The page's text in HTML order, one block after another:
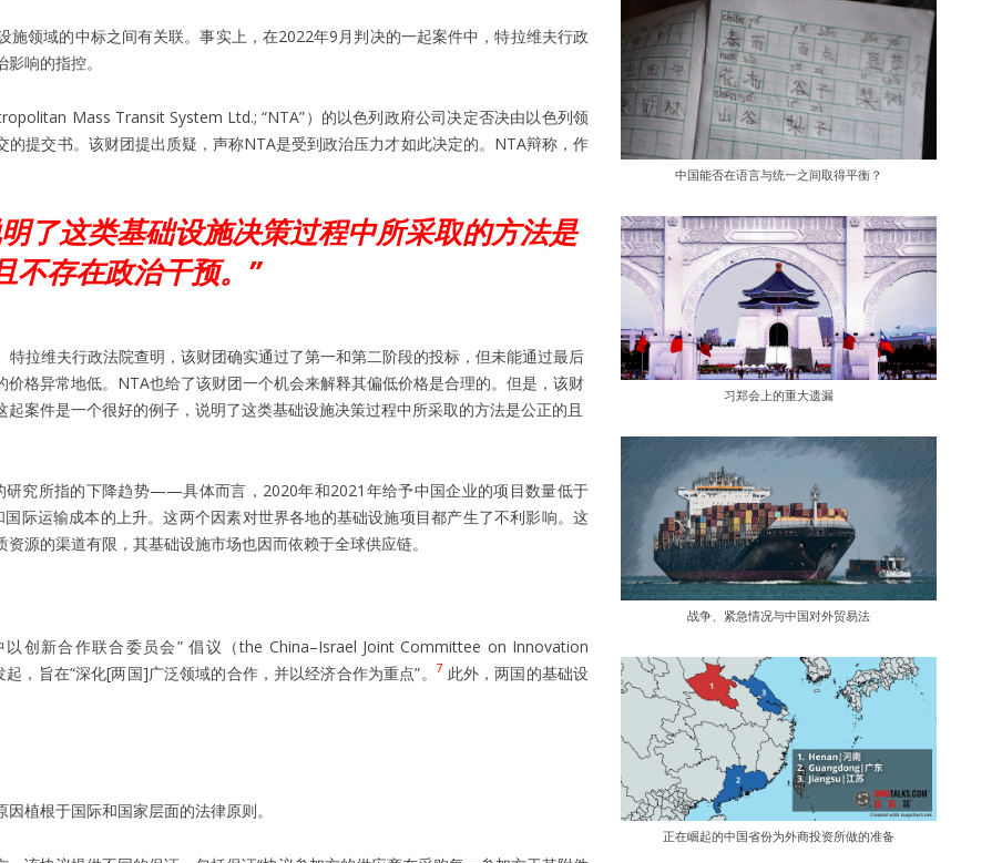
领域的中标之间有关联。事实上，在2022年9月判决的一起案件中，特拉维夫行政
响的指控。
Mass Transit System Ltd.; “NTA”）的以色列政府公司决定否决由以色列领
提交书。该财团提出质疑，声称NTA是受到政治压力才如此决定的。NTA辩称，作
了这类基础设施决策过程中所采取的方法是
不存在政治干预。”
拉维夫行政法院查明，该财团确实通过了第一和第二阶段的投标，但未能通过最后
格异常地低。NTA也给了该财团一个机会来解释其偏低价格是合理的。但是，该财
案件是一个很好的例子，说明了这类基础设施决策过程中所采取的方法是公正的且
研究所指的下降趋势——具体而言，2020年和2021年给予中国企业的项目数量低于
运输成本的上升。这两个因素对世界各地的基础设施项目都产生了不利影响。这
源的渠道有限，其基础设施市场也因而依赖于全球供应链。
创新合作联合委员会” 倡议（the China–Israel Joint Committee on Innovation
旨在“深化[两国]广泛领域的合作，并以经济合作为重点”。
7 此外，两国的基础设
植根于国际和国家层面的法律原则。
中国能否在语言与统一之间取得平衡？
习郑会上的重大遗漏
战争、紧急情况与中国对外贸易法
正在崛起的中国省份为外商投资所做的准备